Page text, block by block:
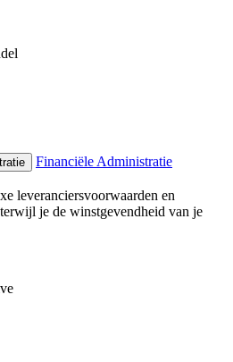
Financiële Administratie
leveranciersvoorwaarden en
je de winstgevendheid van je